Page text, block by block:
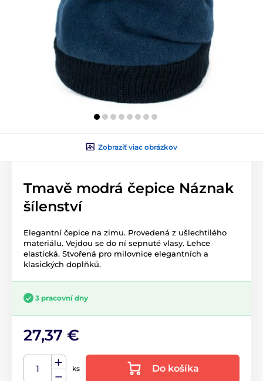
Zobraziť viac obrázkov
Tmavě modrá čepice Náznak
šílenství
Elegantní čepice na zimu. Provedená z ušlechtilého
materiálu. Vejdou se do ní sepnuté vlasy. Lehce
elastická. Stvořená pro milovnice elegantních a
klasických doplňků.
3 pracovní dny
27,37 €
ks Do košíka